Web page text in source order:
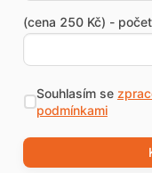
(cena 250 Kč) -
Souhlasím se
podmínkami